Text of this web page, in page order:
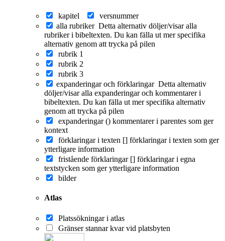
kapitel
versnummer
alla rubriker Detta alternativ döljer/visar alla
rubriker i bibeltexten. Du kan fälla ut mer specifika
alternativ genom att trycka på pilen
rubrik 1
rubrik 2
rubrik 3
expanderingar och förklaringar Detta alternativ
döljer/visar alla expanderingar och kommentarer i
bibeltexten. Du kan fälla ut mer specifika alternativ
genom att trycka på pilen
expanderingar () kommentarer i parentes som ger
kontext
förklaringar i texten [] förklaringar i texten som ger
ytterligare information
fristående förklaringar [] förklaringar i egna
textstycken som ger ytterligare information
bilder
Atlas
Platssökningar i atlas
Gränser stannar kvar vid platsbyten